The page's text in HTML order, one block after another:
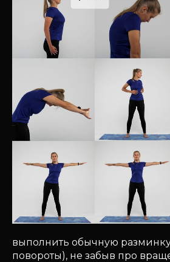
выполнить обычную
повороты), не забыв про